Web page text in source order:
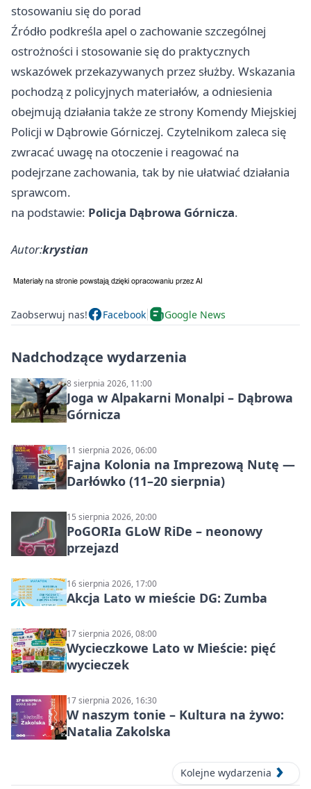
stosowaniu się do porad
Źródło podkreśla apel o zachowanie szczególnej
ostrożności i stosowanie się do praktycznych
wskazówek przekazywanych przez służby. Wskazania
pochodzą z policyjnych materiałów, a odniesienia
obejmują działania także ze strony Komendy Miejskiej
Policji w Dąbrowie Górniczej. Czytelnikom zaleca się
zwracać uwagę na otoczenie i reagować na
podejrzane zachowania, tak by nie ułatwiać działania
sprawcom.
na podstawie: Policja Dąbrowa Górnicza.
Autor:krystian
Zaobserwuj nas! Facebook Google News
Nadchodzące wydarzenia
8 sierpnia 2026, 11:00
Joga w Alpakarni Monalpi – Dąbrowa
Górnicza
11 sierpnia 2026, 06:00
Fajna Kolonia na Imprezową Nutę —
Darłówko (11–20 sierpnia)
15 sierpnia 2026, 20:00
PoGORIa GLoW RiDe – neonowy
przejazd
16 sierpnia 2026, 17:00
Akcja Lato w mieście DG: Zumba
17 sierpnia 2026, 08:00
Wycieczkowe Lato w Mieście: pięć
wycieczek
17 sierpnia 2026, 16:30
W naszym tonie – Kultura na żywo:
Natalia Zakolska
Kolejne wydarzenia